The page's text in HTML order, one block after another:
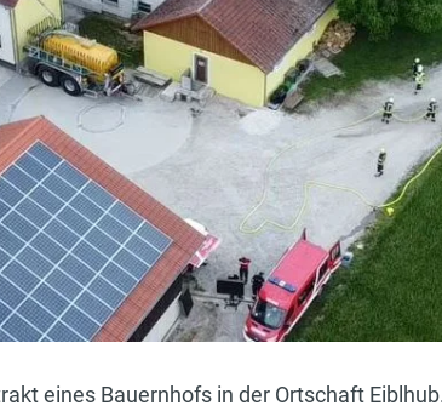
eines Bauernhofs in der Ortschaft